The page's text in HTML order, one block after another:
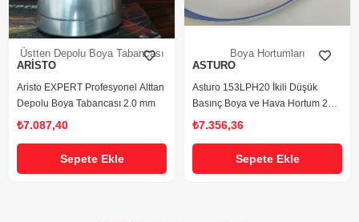
Üstten Depolu Boya Tabancası
ARİSTO
Aristo EXPERT Profesyonel Alttan
Depolu Boya Tabancası 2.0 mm
₺7.087,40
Sepete Ekle
Boya Hortumları
ASTURO
Asturo 153LPH20 İkili Düşük
Basınç Boya ve Hava Hortum 20
mt.
₺7.356,36
Sepete Ekle